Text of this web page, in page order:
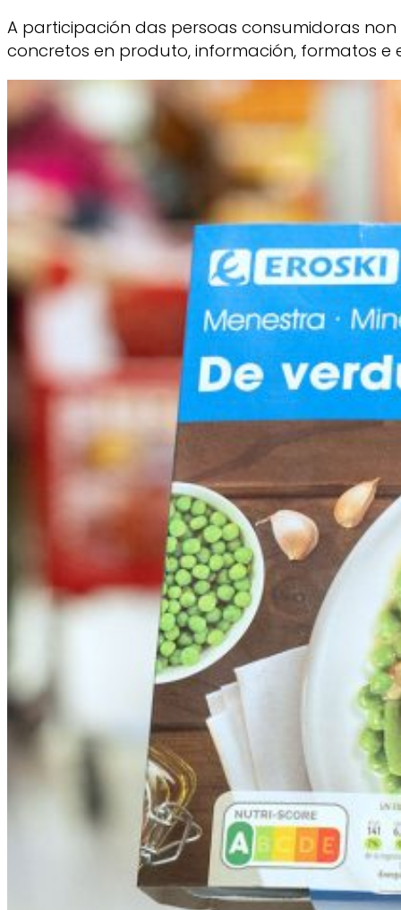
A participación das persoas consumidoras
concretos en produto, información, formatos e